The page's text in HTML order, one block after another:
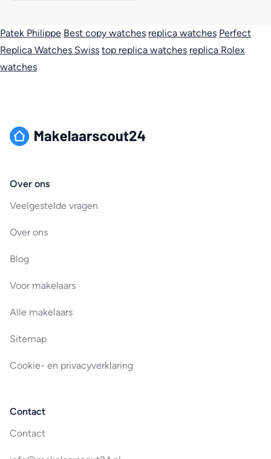
Patek Philippe Best copy watches replica watches Perfect
Replica Watches Swiss top replica watches replica Rolex
watches
Over ons
Veelgestelde vragen
Over ons
Blog
Voor makelaars
Alle makelaars
Sitemap
Cookie- en privacyverklaring
Contact
Contact